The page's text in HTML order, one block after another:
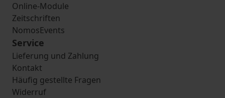
Online-Module
Zeitschriften
NomosEvents
Service
Lieferung und Zahlung
Kontakt
Häufig gestellte Fragen
Widerruf